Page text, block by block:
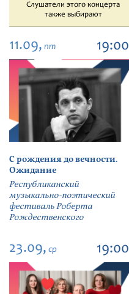
Слушатели этого концерта
также выбирают
11.09, пт 19:00
С рождения до вечности.
Ожидание
Республиканский
музыкально-поэтический
фестиваль Роберта
Рождественского
23.09, ср 19:00